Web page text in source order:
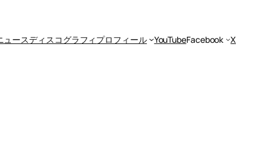
ュースディスコグラフィ プロフィール YouTubeFacebook X